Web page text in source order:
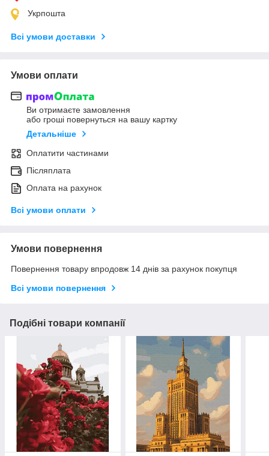
Укрпошта
Всі умови доставки
Умови оплати
Ви отримаєте замовлення
або гроші повернуться на вашу картку
Детальніше
Оплатити частинами
Післяплата
Оплата на рахунок
Всі умови оплати
Умови повернення
Повернення товару впродовж 14 днів за рахунок покупця
Всі умови повернення
Подібні товари компанії